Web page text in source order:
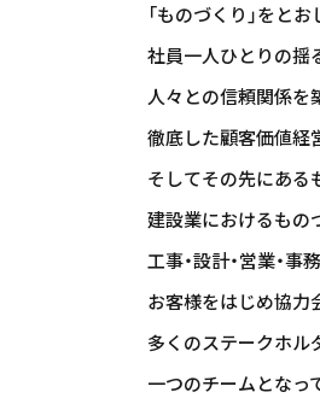
「ものづくり」をと
社員一人ひとりの揺
人々との信頼関係を
徹底した顧客価値経
そしてその先にある
建設業におけるもの
工事・設計・営業・
お客様をはじめ協力
多くのステークホル
一つのチームとなっ